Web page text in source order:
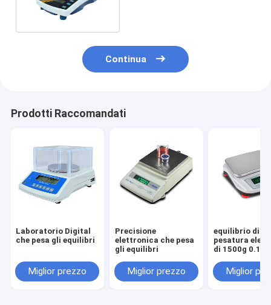
Continua
Prodotti Raccomandati
Laboratorio Digital
che pesa gli equilibri
Miglior prezzo
Precisione
elettronica che pesa
gli equilibri
Miglior prezzo
equilibrio di
pesatura
di 1500g 0.1g
Miglior